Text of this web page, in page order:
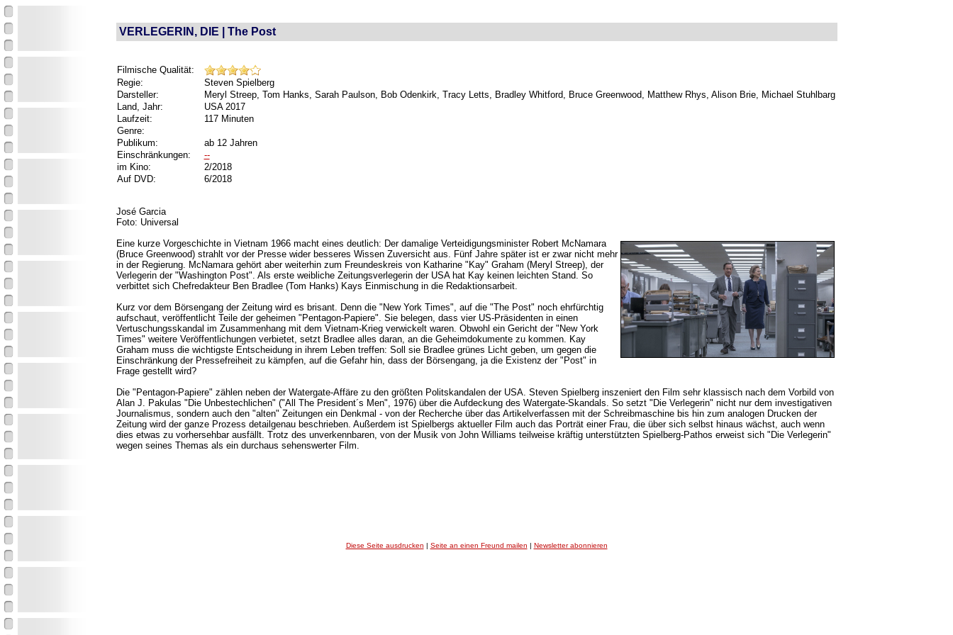
VERLEGERIN, DIE | The Post
Filmische Qualität:
Regie:
Steven Spielberg
Darsteller:
Meryl Streep, Tom Hanks, Sarah Paulson, Bob Odenkirk, Tracy Letts, Bradley Whitford, Bruce Greenwood, Matthew Rhys, Alison Brie, Michael Stuhlbarg
Land, Jahr:
USA 2017
Laufzeit:
117 Minuten
Genre:
Publikum:
ab 12 Jahren
Einschränkungen:
--
im Kino:
2/2018
Auf DVD:
6/2018
José Garcia
Foto: Universal
Eine kurze Vorgeschichte in Vietnam 1966 macht eines deutlich: Der damalige Verteidigungsminister Robert McNamara
(Bruce Greenwood) strahlt vor der Presse wider besseres Wissen Zuversicht aus. Fünf Jahre später ist er zwar nicht mehr
in der Regierung. McNamara gehört aber weiterhin zum Freundeskreis von Katharine "Kay" Graham (Meryl Streep), der
Verlegerin der "Washington Post". Als erste weibliche Zeitungsverlegerin der USA hat Kay keinen leichten Stand. So
verbittet sich Chefredakteur Ben Bradlee (Tom Hanks) Kays Einmischung in die Redaktionsarbeit.
Kurz vor dem Börsengang der Zeitung wird es brisant. Denn die "New York Times", auf die "The Post" noch ehrfürchtig
aufschaut, veröffentlicht Teile der geheimen "Pentagon-Papiere". Sie belegen, dass vier US-Präsidenten in einen
Vertuschungsskandal im Zusammenhang mit dem Vietnam-Krieg verwickelt waren. Obwohl ein Gericht der "New York
Times" weitere Veröffentlichungen verbietet, setzt Bradlee alles daran, an die Geheimdokumente zu kommen. Kay
Graham muss die wichtigste Entscheidung in ihrem Leben treffen: Soll sie Bradlee grünes Licht geben, um gegen die
Einschränkung der Pressefreiheit zu kämpfen, auf die Gefahr hin, dass der Börsengang, ja die Existenz der "Post" in
Frage gestellt wird?
Die "Pentagon-Papiere" zählen neben der Watergate-Affäre zu den größten Politskandalen der USA. Steven Spielberg inszeniert den Film sehr klassisch nach dem Vorbild von
Alan J. Pakulas "Die Unbestechlichen" ("All The President´s Men", 1976) über die Aufdeckung des Watergate-Skandals. So setzt "Die Verlegerin" nicht nur dem investigativen
Journalismus, sondern auch den "alten" Zeitungen ein Denkmal - von der Recherche über das Artikelverfassen mit der Schreibmaschine bis hin zum analogen Drucken der
Zeitung wird der ganze Prozess detailgenau beschrieben. Außerdem ist Spielbergs aktueller Film auch das Porträt einer Frau, die über sich selbst hinaus wächst, auch wenn
dies etwas zu vorhersehbar ausfällt. Trotz des unverkennbaren, von der Musik von John Williams teilweise kräftig unterstützten Spielberg-Pathos erweist sich "Die Verlegerin"
wegen seines Themas als ein durchaus sehenswerter Film.
Diese Seite ausdrucken | Seite an einen Freund mailen | Newsletter abonnieren